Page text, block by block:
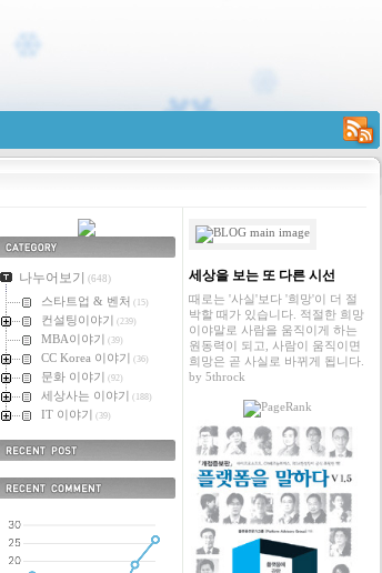
RSS
카테고리
나누어보기 (648)
스타트업 & 벤처 (15)
컨설팅이야기 (239)
MBA이야기 (39)
CC Korea 이야기 (36)
문화 이야기 (92)
세상사는 이야기 (188)
IT 이야기 (39)
세상을 보는 또 다른 시선
때로는 '사실'보다 '희망'이 더 절
박할 때가 있습니다. 적절한 희망
이야말로 사람을 움직이게 하는
원동력이 되고, 사람이 움직이면
희망은 곧 사실로 바뀌게 됩니다.
by 5throck